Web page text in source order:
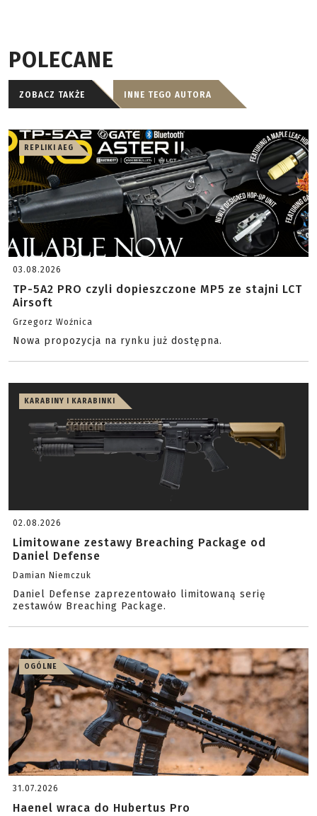
POLECANE
ZOBACZ TAKŻE INNE TEGO AUTORA
REPLIKI AEG
03.08.2026
TP-5A2 PRO czyli dopieszczone MP5 ze stajni LCT
Airsoft
Grzegorz Woźnica
Nowa propozycja na rynku już dostępna.
KARABINY I KARABINKI
02.08.2026
Limitowane zestawy Breaching Package od
Daniel Defense
Damian Niemczuk
Daniel Defense zaprezentowało limitowaną serię
zestawów Breaching Package.
OGÓLNE
31.07.2026
Haenel wraca do Hubertus Pro